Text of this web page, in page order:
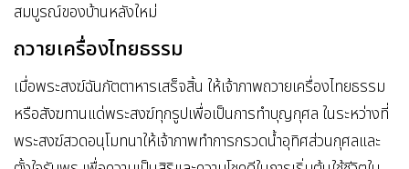
สมบูรณ์ของบ้านหลังใหม่
ถวายเครื่องไทยธรรม
เมื่อพระสงฆ์ฉันภัตตาหารเสร็จสิ้น ให้เจ้าภาพถวายเครื่องไทยธรรม
หรือสังฆทานแด่พระสงฆ์ทุกรูปเพื่อเป็นการทำบุญกุศล ในระหว่างที่
พระสงฆ์สวดอนุโมทนาให้เจ้าภาพทำการกรวดน้ำอุทิศส่วนกุศลและ